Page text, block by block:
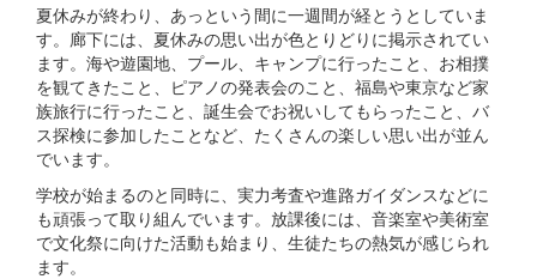
夏休みが終わり、あっという間に一週間が経とうとしていま
す。廊下には、夏休みの思い出が色とりどりに掲示されてい
ます。海や遊園地、プール、キャンプに行ったこと、お相撲
を観てきたこと、ピアノの発表会のこと、福島や東京など家
族旅行に行ったこと、誕生会でお祝いしてもらったこと、バ
ス探検に参加したことなど、たくさんの楽しい思い出が並ん
でいます。
学校が始まるのと同時に、実力考査や進路ガイダンスなどに
も頑張って取り組んでいます。放課後には、音楽室や美術室
で文化祭に向けた活動も始まり、生徒たちの熱気が感じられ
ます。